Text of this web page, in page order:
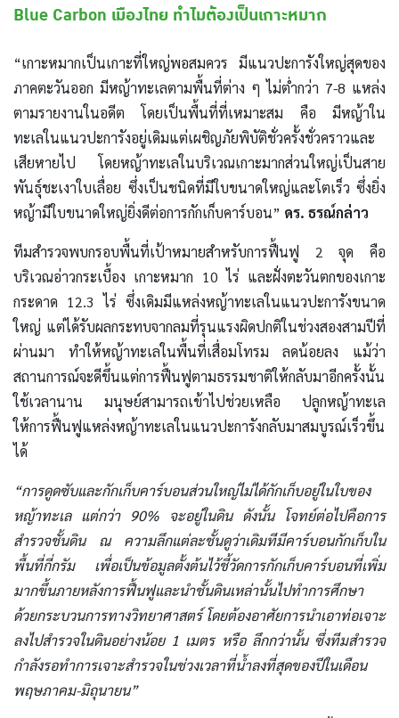
Blue Carbon เมืองไทย ทำไมต้องเป็นเกาะหมาก
“เกาะหมากเป็นเกาะที่ใหญ่พอสมควร มีแนวปะการังใหญ่สุดของ
ภาคตะวันออก มีหญ้าทะเลตามพื้นที่ต่าง ๆ ไม่ต่ำกว่า 7-8 แหล่ง
ตามรายงานในอดีต โดยเป็นพื้นที่ที่เหมาะสม คือ มีหญ้าใน
ทะเลในแนวปะการังอยู่เดิมแต่เผชิญภัยพิบัติชั่วครั้งชั่วคราวและ
เสียหายไป โดยหญ้าทะเลในบริเวณเกาะมากส่วนใหญ่เป็นสาย
พันธุ์ชะเงาใบเลื่อย ซึ่งเป็นชนิดที่มีใบขนาดใหญ่และโตเร็ว ซึ่งยิ่ง
หญ้ามีใบขนาดใหญ่ยิ่งดีต่อการกักเก็บคาร์บอน” ดร. ธรณ์กล่าว
ทีมสำรวจพบกรอบพื้นที่เป้าหมายสำหรับการฟื้นฟู 2 จุด คือ
บริเวณอ่าวกระเบื้อง เกาะหมาก 10 ไร่ และฝั่งตะวันตกของเกาะ
กระดาด 12.3 ไร่ ซึ่งเดิมมีแหล่งหญ้าทะเลในแนวปะการังขนาด
ใหญ่ แต่ได้รับผลกระทบจากลมที่รุนแรงผิดปกติในช่วงสองสามปีที่
ผ่านมา ทำให้หญ้าทะเลในพื้นที่เสื่อมโทรม ลดน้อยลง แม้ว่า
สถานการณ์จะดีขึ้นแต่การฟื้นฟูตามธรรมชาติให้กลับมาอีกครั้งนั้น
ใช้เวลานาน มนุษย์สามารถเข้าไปช่วยเหลือ ปลูกหญ้าทะเล
ให้การฟื้นฟูแหล่งหญ้าทะเลในแนวปะการังกลับมาสมบูรณ์เร็วขึ้น
ได้
“การดูดซับและกักเก็บคาร์บอนส่วนใหญ่ไม่ได้กักเก็บอยู่ในใบของ
หญ้าทะเล แต่กว่า 90% จะอยู่ในดิน ดังนั้น โจทย์ต่อไปคือการ
สำรวจชั้นดิน ณ ความลึกแต่ละชั้นดูว่าเดิมทีมีคาร์บอนกักเก็บใน
พื้นที่กี่กรัม เพื่อเป็นข้อมูลตั้งต้นไว้ชี้วัดการกักเก็บคาร์บอนที่เพิ่ม
มากขึ้นภายหลังการฟื้นฟูและนำชั้นดินเหล่านั้นไปทำการศึกษา
ด้วยกระบวนการทางวิทยาศาสตร์ โดยต้องอาศัยการนำเอาท่อเจาะ
ลงไปสำรวจในดินอย่างน้อย 1 เมตร หรือ ลึกกว่านั้น ซึ่งทีมสำรวจ
กำลังรอทำการเจาะสำรวจในช่วงเวลาที่น้ำลงที่สุดของปีในเดือน
พฤษภาคม-มิถุนายน”